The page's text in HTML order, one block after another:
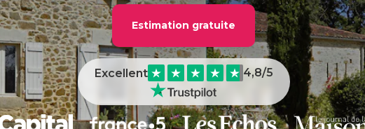
Estimation gratuite
Excellent 4,8/5